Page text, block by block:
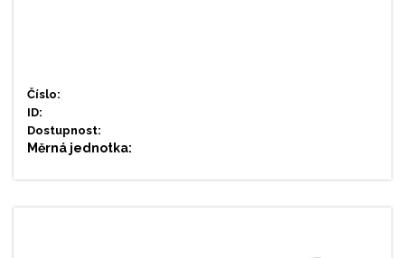
Číslo:
ID:
Dostupnost:
Měrná jednotka: